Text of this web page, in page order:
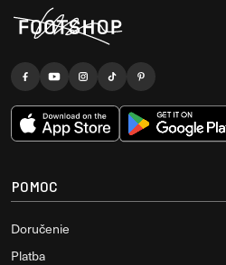
POMOC
Doručenie
Platba